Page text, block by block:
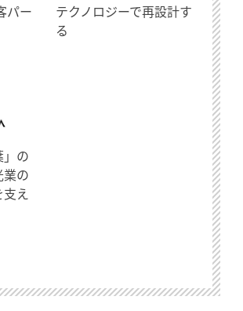
パー
テクノロジーで再設計す
る
の
の
え